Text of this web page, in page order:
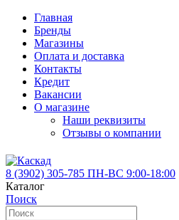
Главная
Бренды
Магазины
Оплата и доставка
Контакты
Кредит
Вакансии
О магазине
Наши реквизиты
Отзывы о компании
8 (3902) 305-785 ПН-ВС 9:00-18:00
Каталог
Поиск